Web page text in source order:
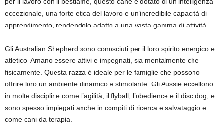
eccezionale, una forte etica del lavoro e un’incredibile capacità di
apprendimento, rendendolo adatto a una vasta gamma di attività.
Gli Australian Shepherd sono conosciuti per il loro spirito energico e
atletico. Amano essere attivi e impegnati, sia mentalmente che
fisicamente. Questa razza è ideale per le famiglie che possono
offrire loro un ambiente dinamico e stimolante. Gli Aussie eccellono
in molte discipline come l’agilità, il flyball, l’obedience e il disc dog, e
sono spesso impiegati anche in compiti di ricerca e salvataggio e
come cani da terapia.